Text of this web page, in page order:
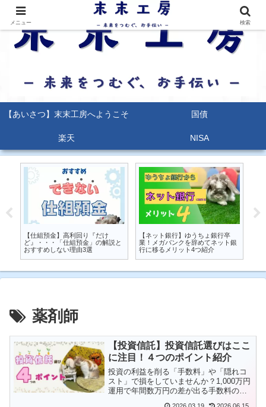
【あいさつ】末末工房へようこそ 国債
楽天 NISA
【仕組預金】高利回り『だけ
ど』・・・「仕組預金」の解説と
おすすめしない理由3選
【ネット銀行】ゆうちょ銀行卒
業！メガバンクを辞めてネット銀
行に移るメリット4つ紹介
薬剤師
【投資信託】投資信託選びはここ
に注目！４つのポイント紹介
投資の利益を削る「手数料」や「隠れコ
スト」で損をしていませんか？1,000万円
運用で年間数万円の差が出る手数料の基
メニュー 検索